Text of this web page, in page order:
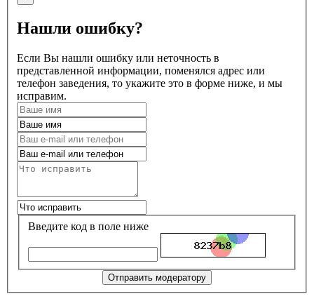
Нашли ошибку?
Если Вы нашли ошибку или неточность в
представленной информации, поменялся адрес или
телефон заведения, то укажите это в форме ниже, и мы
исправим.
Введите код в поле ниже
Отправить модератору